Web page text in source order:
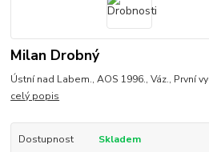
Milan Drobný
Ústní nad Labem., AOS 1996., Váz., První
celý popis
Dostupnost Skladem